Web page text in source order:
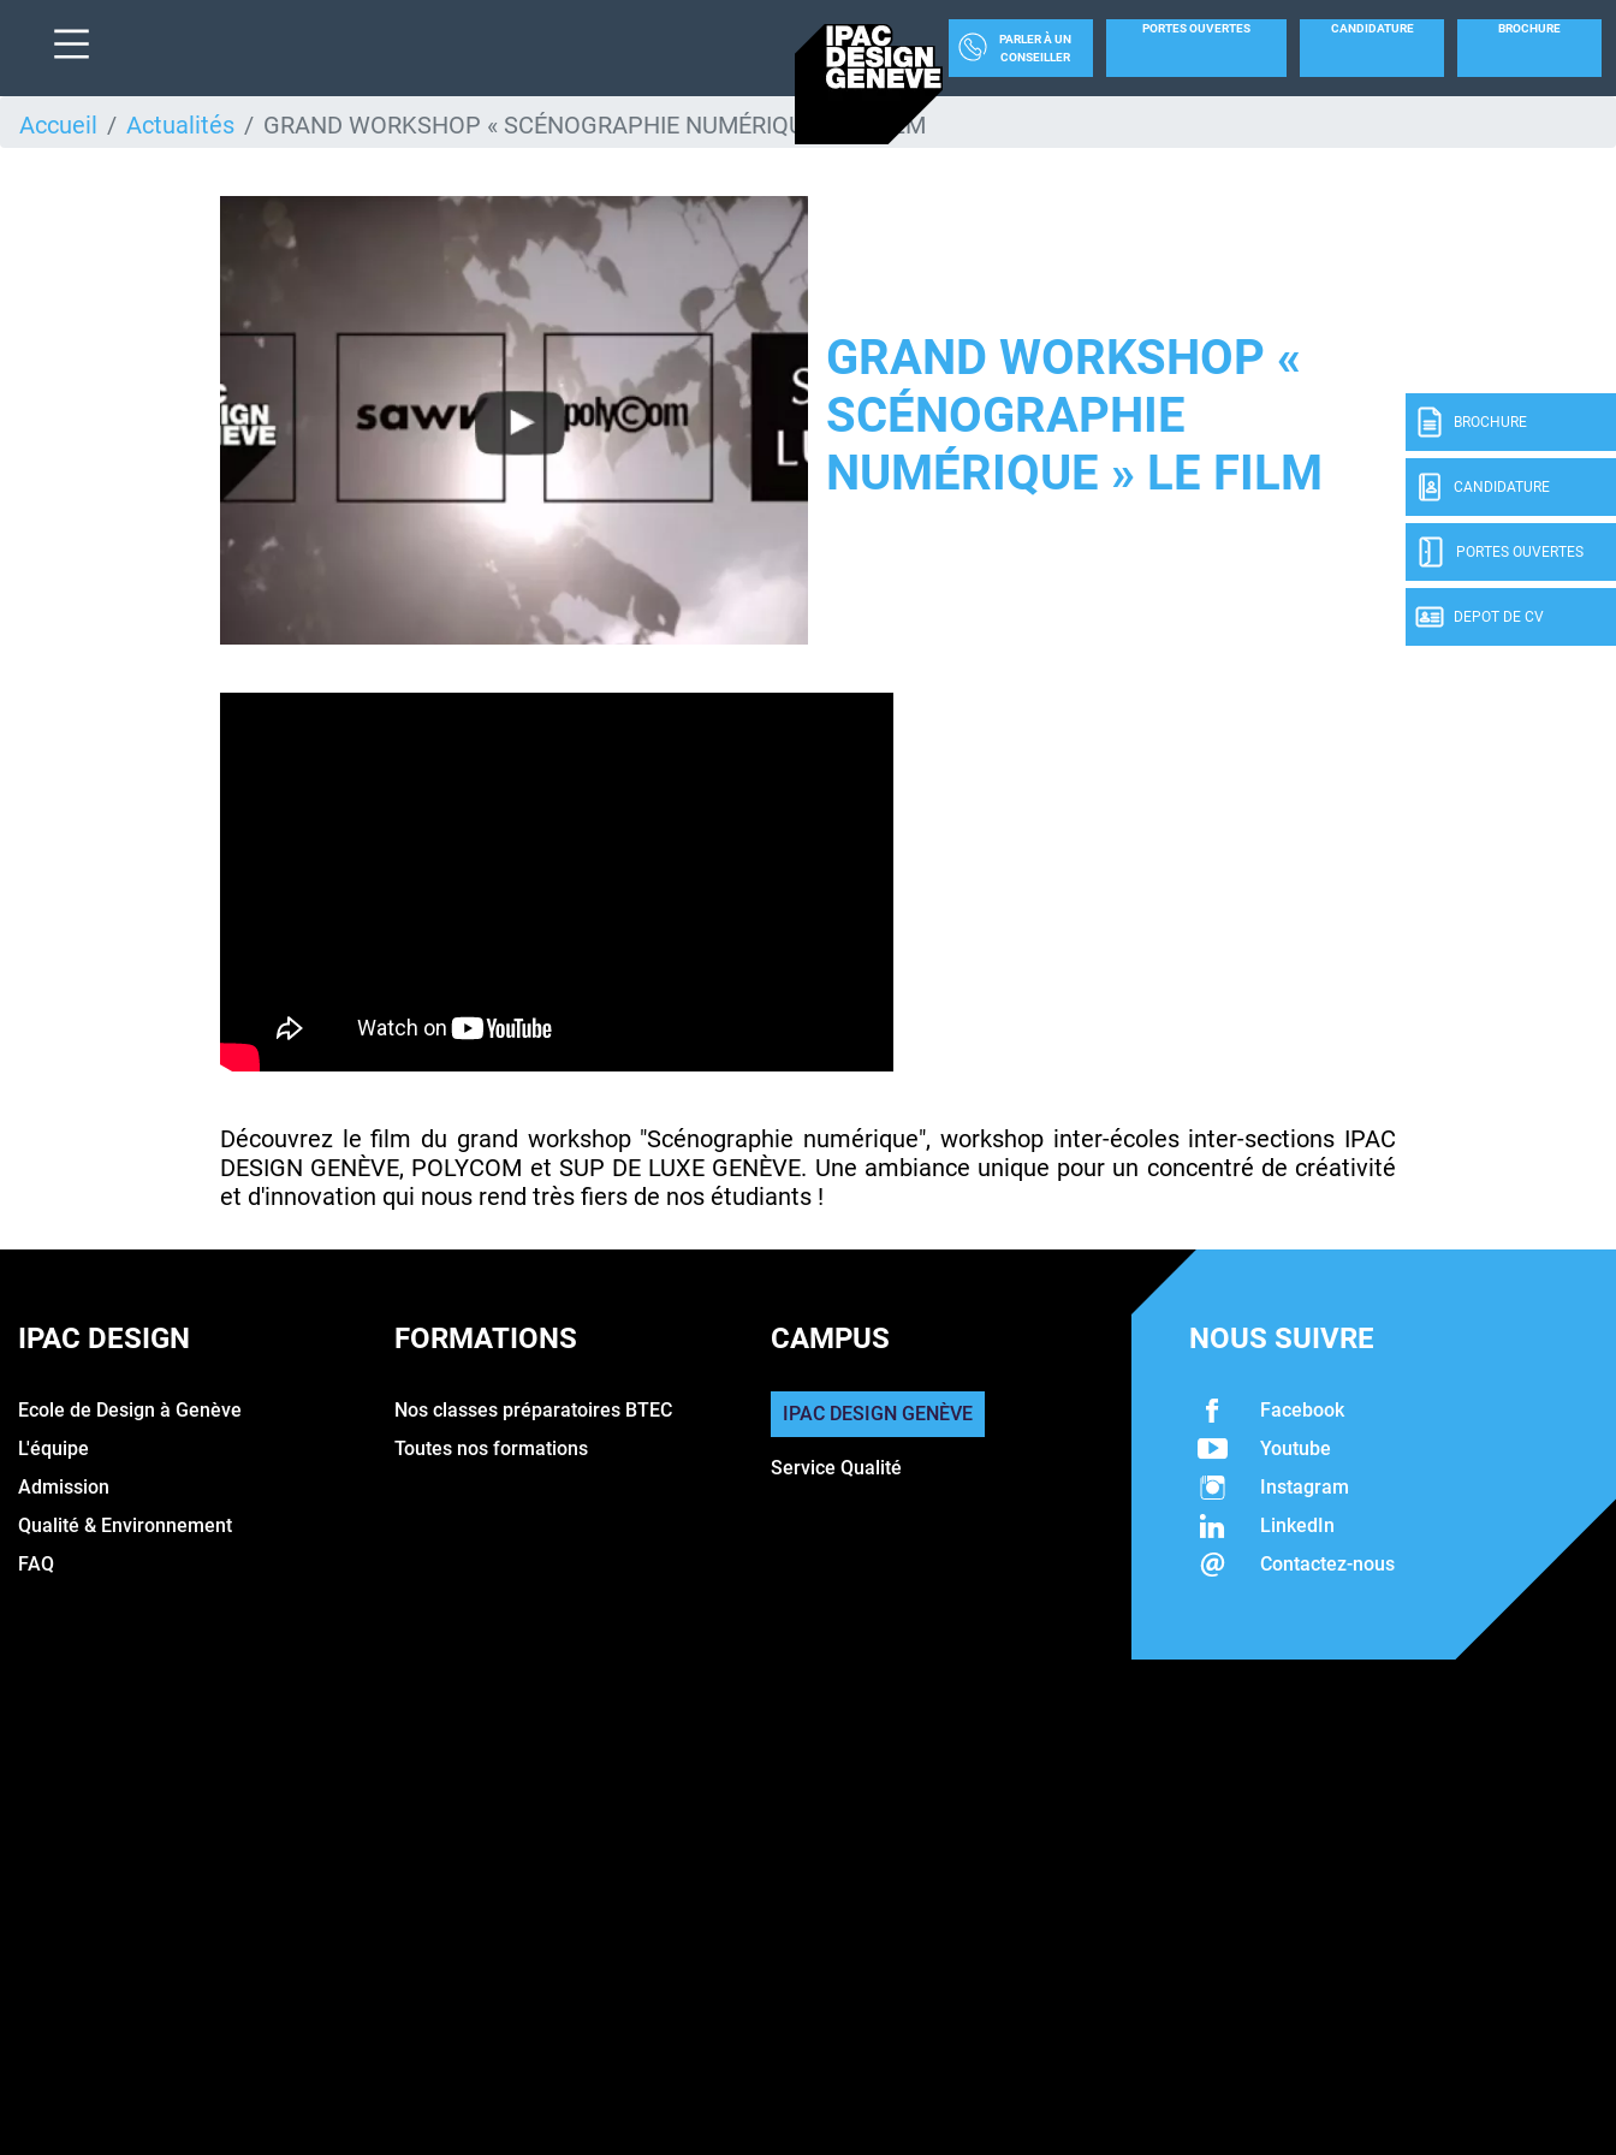
au
PARLER À UN
CONSEILLER
PORTES OUVERTES CANDIDATURE BROCHURE
BROCHURE
CANDIDATURE
PORTES OUVERTES
DEPOT DE CV
Accueil Actualités GRAND WORKSHOP « SCÉNOGRAPHIE NUMÉRIQUE » LE FILM
GRAND WORKSHOP «
SCÉNOGRAPHIE
NUMÉRIQUE » LE FILM
Découvrez le film du grand workshop "Scénographie numérique", workshop inter-écoles inter-sections IPAC
DESIGN GENÈVE, POLYCOM et SUP DE LUXE GENÈVE. Une ambiance unique pour un concentré de créativité
et d'innovation qui nous rend très fiers de nos étudiants !
IPAC DESIGN
Ecole de Design à Genève
L'équipe
Admission
Qualité & Environnement
FAQ
FORMATIONS
Nos classes préparatoires BTEC
Toutes nos formations
CAMPUS
IPAC DESIGN GENÈVE
Service Qualité
NOUS SUIVRE
Facebook
Youtube
Instagram
LinkedIn
Contactez-nous